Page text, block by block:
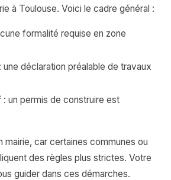
à Toulouse. Voici le cadre général :
formalité requise en zone
une déclaration préalable de travaux
: un permis de construire est
mairie, car certaines communes ou
des règles plus strictes. Votre
guider dans ces démarches.